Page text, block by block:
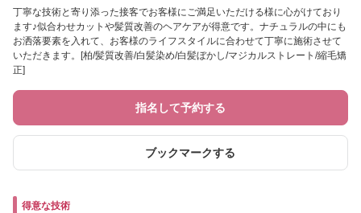
丁寧な技術と寄り添った接客でお客様にご満足いただける様に心がけており
ます♪似合わせカットや髪質改善のヘアケアが得意です。ナチュラルの中にも
お洒落要素を入れて、お客様のライフスタイルに合わせて丁寧に施術させて
いただきます。[柏/髪質改善/白髪染め/白髪ぼかし/マジカルストレート/縮毛矯
正]
指名して予約する
ブックマークする
得意な技術